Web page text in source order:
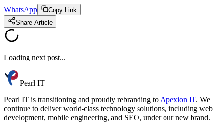
WhatsApp
Copy Link
Share Article
Loading next post...
Pearl IT
Pearl IT is transitioning and proudly rebranding to Apexion IT. We
continue to deliver world-class technology solutions, including web
development, mobile engineering, and SEO, under our new brand.